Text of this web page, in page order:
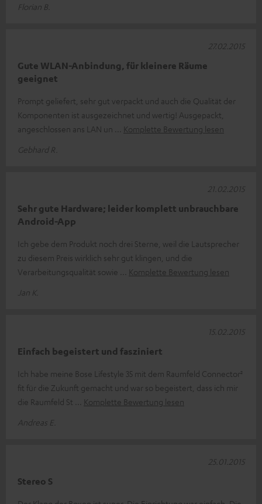
Florian B.
Gute WLAN-Anbindung, für kleinere Räume
geeignet
Prompt geliefert, sehr gut verpackt und auch die Qualität der
Komponenten ist ausgezeichnet und wertig! Ausgepackt,
angeschlossen ans LAN un
Komplette Bewertung lesen
Gebhard R.
27.02.2015
Sehr gute Hardware; leider komplett unbrauchbare
Android-App
Ich gebe dem Produkt noch drei Sterne, weil die Lautsprecher
zu diesem Preis wirklich sehr gut klingen, und die
Verarbeitungsqualität sowie
Komplette Bewertung lesen
Jan K.
21.02.2015
Einfach begeistert und fasziniert
Ich habe meine Bose Lifestyle 35 mit dem Raumfeld Connector²
fit für die Zukunft gemacht und war so begeistert, dass ich mir
die Raumfeld St
Komplette Bewertung lesen
Andreas E.
15.02.2015
Stereo S
25.01.2015